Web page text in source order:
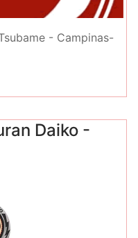
- Campinas-
Daiko -